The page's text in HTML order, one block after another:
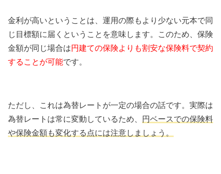
金利が高いということは、運用の際もより少ない元本で同
じ目標額に届くということを意味します。このため、保険
金額が同じ場合は円建ての保険よりも割安な保険料で契約
することが可能です。
ただし、これは為替レートが一定の場合の話です。実際は
為替レートは常に変動しているため、
円ベースでの保険料
や保険金額も変化する点には注意しましょう。